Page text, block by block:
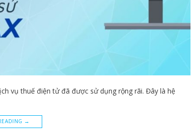
vụ thuế điện tử đã được sử dụng rộng rãi. Đây là hệ
→